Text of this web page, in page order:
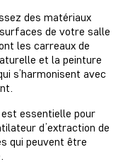
des matériaux
de votre salle
les carreaux de
et la peinture
s’harmonisent avec
essentielle pour
d’extraction de
qui peuvent être